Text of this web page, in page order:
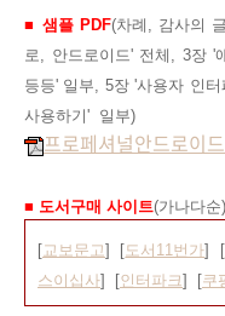
■ 샘플 PDF(차례, 감사의
로, 안드로이드' 전체, 3장 '
등등' 일부, 5장 '사용자 인
사용하기' 일부)
프로페셔널안드로이
■ 도서구매 사이트(가나다순)
[교보문고] [도서11번가] [
스이십사] [인터파크] [쿠